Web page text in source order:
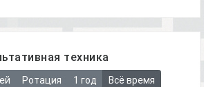
техника
Ротация 1 год Всё время